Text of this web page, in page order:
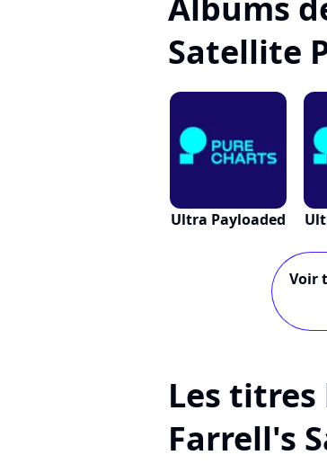
Satellite
Ultra Payloaded
Voir
Les titres
Farrell's